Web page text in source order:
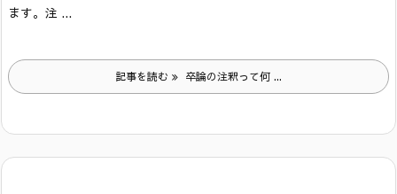
ます。 注 ...
記事を読む 卒論の注釈って何 ...